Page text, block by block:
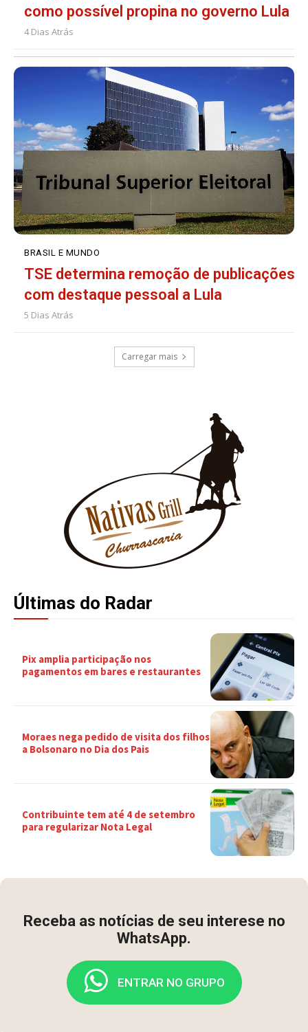
como possível propina no governo Lula
4 Dias Atrás
BRASIL E MUNDO
TSE determina remoção de publicações
com destaque pessoal a Lula
5 Dias Atrás
Carregar mais
Últimas do Radar
Pix amplia participação nos
pagamentos em bares e restaurantes
Moraes nega pedido de visita dos filhos
a Bolsonaro no Dia dos Pais
Contribuinte tem até 4 de setembro
para regularizar Nota Legal
Receba as notícias de seu interese no
WhatsApp.
ENTRAR NO GRUPO